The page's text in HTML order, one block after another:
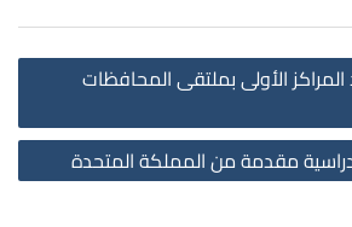
الأولى بملتقى المحافظات
دراسية مقدمة من المملكة المتحدة